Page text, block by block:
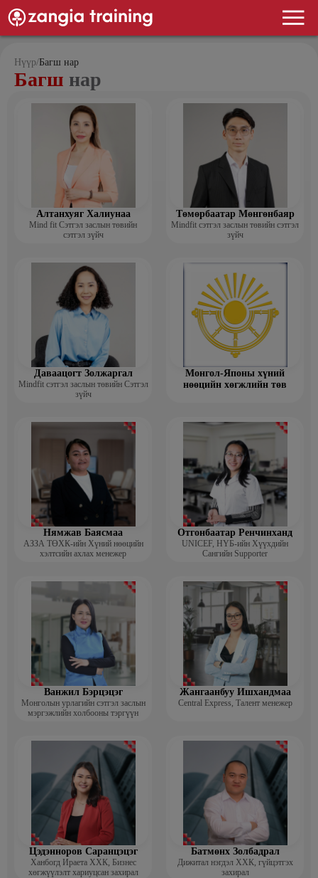
Нүүр/Багш нар
Багш нар
Алтанхуяг Халиунаа
Mind fit Сэтгэл заслын төвийн
сэтгэл зүйч
Төмөрбаатар Мөнгөнбаяр
Mindfit сэтгэл заслын төвийн сэтгэл
зүйч
Даваацогт Золжаргал
Mindfit сэтгэл заслын төвийн Сэтгэл
зүйч
Монгол-Японы хүний
нөөцийн хөгжлийн төв
Нямжав Баясмаа
АЗЗА ТӨХК-ийн Хүний нөөцийн
хэлтсийн ахлах менежер
Отгонбаатар Ренчинханд
UNIСЕF, НҮБ-ийн Хүүхдийн
Сангийн Supporter
Ванжил Бэрцэцэг
Монголын урлагийн сэтгэл заслын
мэргэжлийн холбооны тэргүүн
Жангаанбуу Ишхандмаа
Central Express, Талент менежер
Цэдэнноров Саранцэцэг
Ханбогд Ираета ХХК, Бизнес
хөгжүүлэлт хариуцсан захирал
Батмөнх Золбадрал
Дижитал нэгдэл ХХК, гүйцэтгэх
захирал